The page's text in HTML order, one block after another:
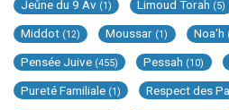
Jeûne du 9 Av (1) Limoud Torah (5)
Middot (12) Moussar (1) Noa'h
Pensée Juive (455) Pessah (10)
Pureté Familiale (1) Respect des